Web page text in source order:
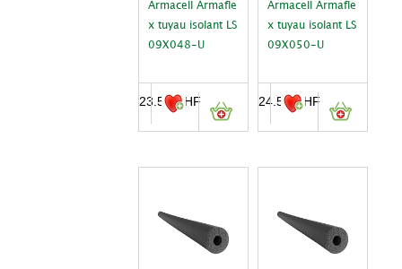
Armacell Armafle
x tuyau isolant LS
09X048-U
23.50CHF
Armacell Armafle
x tuyau isolant LS
09X050-U
24.55CHF